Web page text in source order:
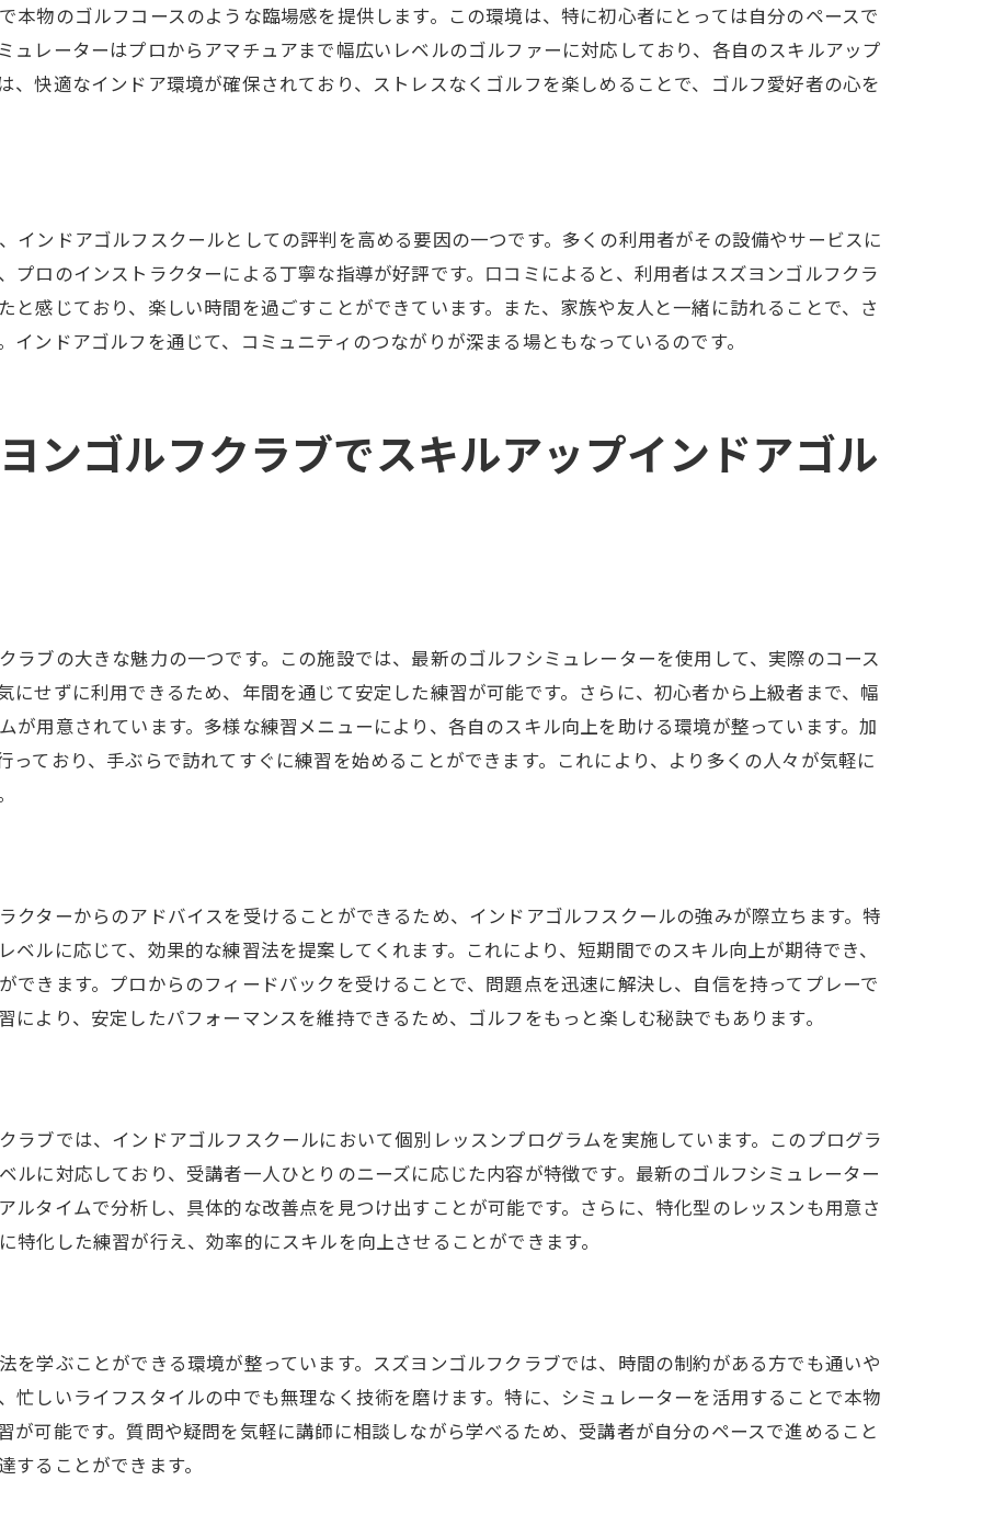
愛される理由
ルフの楽しみ方
イベント情報
る評価とレビュー
しさを再発見
バーの特典紹介
ンドアゴルフ体験ガイド
とその反響
アーの案内
本物のゴルフコースのような臨場感を提供します。この環境は、特に初心者にとっては自分のペースで
ュレーターはプロからアマチュアまで幅広いレベルのゴルファーに対応しており、各自のスキルアップ
、快適なインドア環境が確保されており、ストレスなくゴルフを楽しめることで、ゴルフ愛好者の心を
インドアゴルフスクールとしての評判を高める要因の一つです。多くの利用者がその設備やサービスに
プロのインストラクターによる丁寧な指導が好評です。口コミによると、利用者はスズヨンゴルフクラ
と感じており、楽しい時間を過ごすことができています。また、家族や友人と一緒に訪れることで、さ
ンドアゴルフを通じて、コミュニティのつながりが深まる場ともなっているのです。
ンゴルフクラブでスキルアップインドアゴル
ラブの大きな魅力の一つです。この施設では、最新のゴルフシミュレーターを使用して、実際のコース
にせずに利用できるため、年間を通じて安定した練習が可能です。さらに、初心者から上級者まで、幅
が用意されています。多様な練習メニューにより、各自のスキル向上を助ける環境が整っています。加
っており、手ぶらで訪れてすぐに練習を始めることができます。これにより、より多くの人々が気軽に
クターからのアドバイスを受けることができるため、インドアゴルフスクールの強みが際立ちます。特
ルに応じて、効果的な練習法を提案してくれます。これにより、短期間でのスキル向上が期待でき、
できます。プロからのフィードバックを受けることで、問題点を迅速に解決し、自信を持ってプレーで
より、安定したパフォーマンスを維持できるため、ゴルフをもっと楽しむ秘訣でもあります。
ラブでは、インドアゴルフスクールにおいて個別レッスンプログラムを実施しています。このプログラ
ルに対応しており、受講者一人ひとりのニーズに応じた内容が特徴です。最新のゴルフシミュレーター
ルタイムで分析し、具体的な改善点を見つけ出すことが可能です。さらに、特化型のレッスンも用意さ
化した練習が行え、効率的にスキルを向上させることができます。
を学ぶことができる環境が整っています。スズヨンゴルフクラブでは、時間の制約がある方でも通いや
忙しいライフスタイルの中でも無理なく技術を磨けます。特に、シミュレーターを活用することで本物
が可能です。質問や疑問を気軽に講師に相談しながら学べるため、受講者が自分のペースで進めること
ることができます。